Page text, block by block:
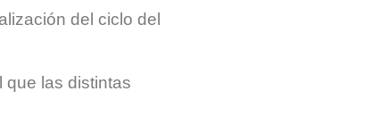
del ciclo del
que las distintas